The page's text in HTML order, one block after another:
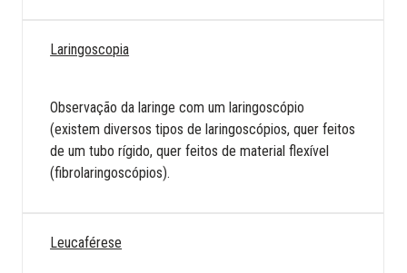
Laringoscopia
Observação da laringe com um laringoscópio
(existem diversos tipos de laringoscópios, quer feitos
de um tubo rígido, quer feitos de material flexível
(fibrolaringoscópios).
Leucaférese